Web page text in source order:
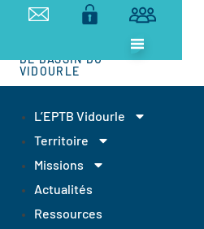
ETABLISSEMENT
DE BASSIN DU
VIDOURLE
L’EPTB Vidourle
Territoire
Missions
Actualités
Ressources